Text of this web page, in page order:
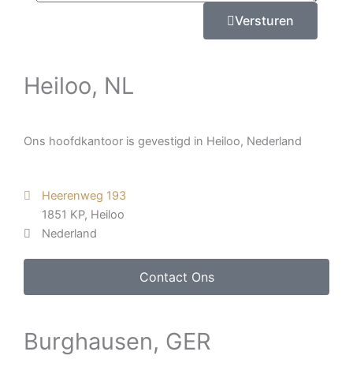
Versturen
Heiloo, NL
Ons hoofdkantoor is gevestigd in Heiloo, Nederland
Heerenweg 193
1851 KP, Heiloo
Nederland
Contact Ons
Burghausen, GER